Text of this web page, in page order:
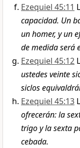
Ezequiel 45:11
capacidad. Un
un homer, y un
de medida será
Ezequiel 45:12
ustedes veinte
siclos
Ezequiel 45:13
ofrecerán: la
trigo y la sexta
cebada.